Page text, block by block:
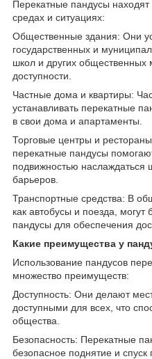
Перекатные пандусы
средах и ситуациях:
Общественные здания: Они
государственных и
школ и других общественных
доступности.
Частные дома и квартиры:
устанавливать перекатные
в свои дома и апартаменты.
Торговые центры и
перекатные пандусы
подвижностью
барьеров.
Транспортные средства: В
как автобусы и поезда,
пандусы для обеспечения
Какие преимущества у
Использование пандусов
множество преимуществ:
Доступность: Они делают
доступными для всех, что
общества.
Безопасность: Перекатные
безопасное поднятие и